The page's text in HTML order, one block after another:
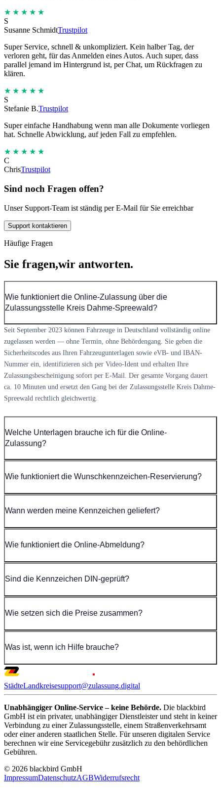
★★★★★
S
Susanne SchmidtTrustpilot
Super Service, schnell & unkompliziert. Kein halber Tag, der
verloren geht, für das Anmelden eines Autos. Auch super, dass
parallel jemand im Hintergrund ist, per Chat, um Rückfragen zu
klären.
★★★★★
S
Stefanie B.Trustpilot
Super einfache Handhabung wenn man alle Dokumente vorliegen
hat. Schnelle Abwicklung, auf jeden Fall zu empfehlen.
★★★★★
C
ChrisTrustpilot
Sind noch Fragen offen?
Unser Support-Team ist ständig per E-Mail für Sie erreichbar
Support kontaktieren
Häufige Fragen
Sie fragen,wir antworten.
Wie funktioniert die Online-Zulassung über die
Zulassungsstelle Kreis Dahme-Spreewald?
Seit September 2023 können Fahrzeuge in Deutschland vollständig online
zugelassen werden — ohne Termin, ohne Behördengang. Sie geben die
Sicherheitscodes aus Ihren Fahrzeugunterlagen sowie eVB- und IBAN-
Nummer ein, identifizieren sich per Video-Ident und erhalten Ihre
Zulassungsbescheinigung sofort per E-Mail. Der gesamte Vorgang dauert
ca. 10 Minuten und ersetzt den Gang bei der Zulassungsstelle Kreis Dahme-
Spreewald rechtlich gleichwertig.
Welche Unterlagen brauche ich für die Online-
Zulassung?
Wie funktioniert die Wunschkennzeichen-Reservierung?
Wann werden meine Kennzeichen geliefert?
Wie funktioniert die Online-Abmeldung?
Sind die Kennzeichen DIN-geprüft?
Wie setzen sich die Preise zusammen?
Was ist, wenn ich Hilfe brauche?
StädteLandkreisesupport@zulassung.digital
Unabhängiger Online-Service – keine Behörde. Die blackbird
GmbH ist ein privater, unabhängiger Dienstleister und steht in keiner
Verbindung zu einer Zulassungsstelle, einem Straßenverkehrsamt
oder einer anderen staatlichen Stelle. Für unseren digitalen Service
berechnen wir eine Servicegebühr zusätzlich zu den behördlichen
Gebühren.
© 2026 blackbird GmbH
ImpressumDatenschutzAGBWiderrufsrecht